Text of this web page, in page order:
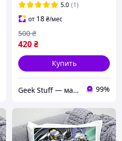
5.0 (1)
от 18₴/мес
420₴
500 ₴
Купить
Geek Stuff — магазин аниме, гиков, Kpop товаров. Сувениры с вашим принтом и полиграфия 99%